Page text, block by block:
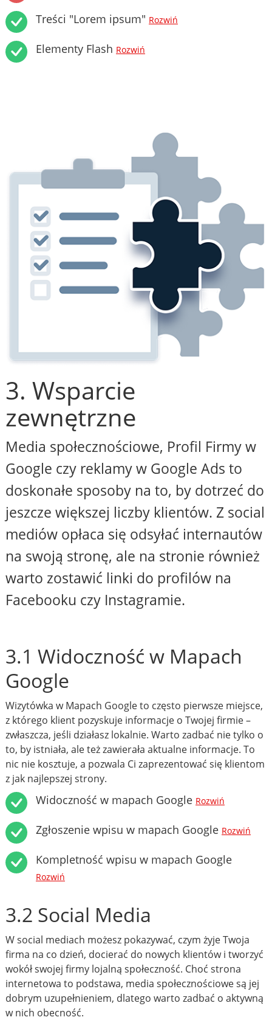
Treści "Lorem ipsum" Rozwiń
Elementy Flash Rozwiń
3. Wsparcie
zewnętrzne
Media społecznościowe, Profil Firmy w
Google czy reklamy w Google Ads to
doskonałe sposoby na to, by dotrzeć do
jeszcze większej liczby klientów. Z social
mediów opłaca się odsyłać internautów
na swoją stronę, ale na stronie również
warto zostawić linki do profilów na
Facebooku czy Instagramie.
3.1 Widoczność w Mapach
Google
Wizytówka w Mapach Google to często pierwsze miejsce,
z którego klient pozyskuje informacje o Twojej firmie –
zwłaszcza, jeśli działasz lokalnie. Warto zadbać nie tylko o
to, by istniała, ale też zawierała aktualne informacje. To
nic nie kosztuje, a pozwala Ci zaprezentować się klientom
z jak najlepszej strony.
Widoczność w mapach Google Rozwiń
Zgłoszenie wpisu w mapach Google Rozwiń
Kompletność wpisu w mapach Google
Rozwiń
3.2 Social Media
W social mediach możesz pokazywać, czym żyje Twoja
firma na co dzień, docierać do nowych klientów i tworzyć
wokół swojej firmy lojalną społeczność. Choć strona
internetowa to podstawa, media społecznościowe są jej
dobrym uzupełnieniem, dlatego warto zadbać o aktywną
w nich obecność.